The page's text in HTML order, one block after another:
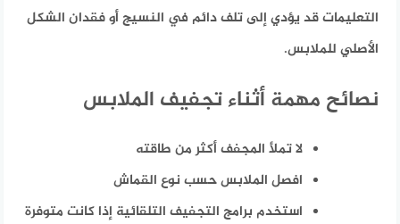
التعليمات قد يؤدي إلى تلف دائم في النسيج أو فقدان الشكل
الأصلي للملابس.
نصائح مهمة أثناء تجفيف الملابس
لا تملأ المجفف أكثر من طاقته
افصل الملابس حسب نوع القماش
استخدم برامج التجفيف التلقائية إذا كانت متوفرة